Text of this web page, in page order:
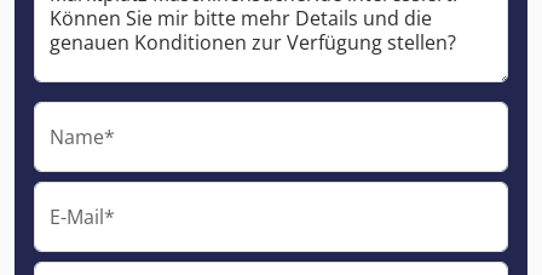
Name*
E-Mail*